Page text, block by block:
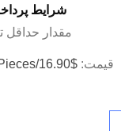
شرایط
مقدار حداقل
قیمت: $16.90/pieces 10-98 Pieces